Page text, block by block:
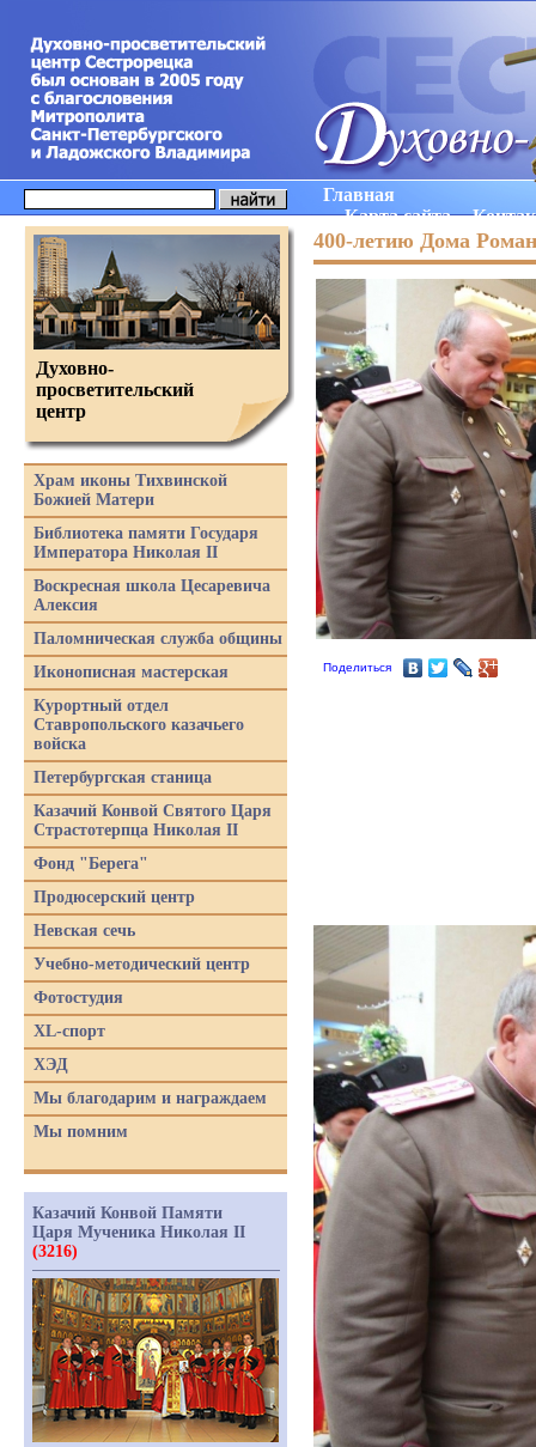
Главная
Карта сайта
400-летию Дома
Поделиться
Духовно-
просветительский
центр
Храм иконы Тихвинской
Божией Матери
Библиотека памяти Государя
Императора Николая II
Воскресная школа Цесаревича
Алексия
Паломническая служба общины
Иконописная мастерская
Курортный отдел
Ставропольского казачьего
войска
Петербургская станица
Казачий Конвой Святого Царя
Страстотерпца Николая II
Фонд "Берега"
Продюсерский центр
Невская сечь
Учебно-методический центр
Фотостудия
XL-спорт
ХЭД
Мы благодарим и награждаем
Мы помним
Казачий Конвой Памяти
Царя Мученика Николая II
(3216)